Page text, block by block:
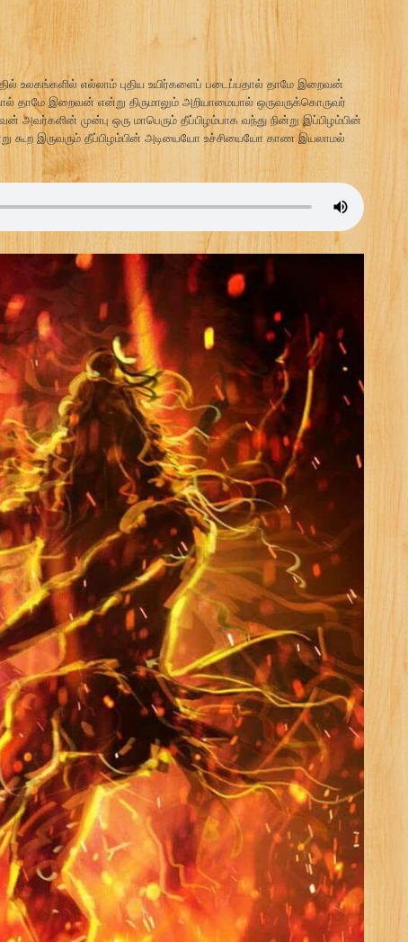
உலகங்களில் எல்லாம் புதிய உயிர்களைப் படைப்பதால் தாமே இறைவன்
தாமே இறைவன் என்று திருமாலும் அறியாமையால் ஒருவருக்கொருவர்
முன்பு ஒரு மாபெரும் தீப்பிழம்பாக வந்து நின்று இப்பிழம்பின்
கூற இருவரும் தீப்பிழம்பின் அடியையோ உச்சியையோ காண இயலாமல்